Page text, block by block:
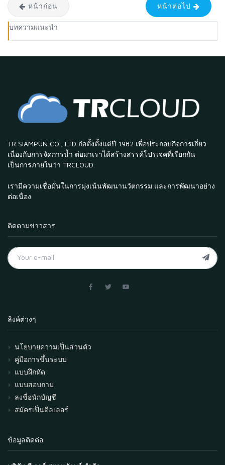
หน้าก่อน หน้าต่อไป
บทความแนะนำ
TR SIAMPUN CO., LTD ก่อตั้งตั้งแต่ปี 1982 เพื่อประกอบกิจการเกี่ยว
เนื่องกับการจัดการน้ำ ต่อมาเราได้สร้างสรรค์โปรเจคที่เรียกกัน
เป็นการภายในว่า TRCLOUD.
เรามีความเชื่อมั่นในการมุ่งเน้นพัฒนานวัตกรรม และการพัฒนาอย่าง
ต่อเนื่อง
ติดตามข่าวสาร
ลิงค์ต่างๆ
นโยบายความเป็นส่วนตัว
คู่มือการขึ้นระบบ
แบบฝึกหัด
แบบสอบถาม
ลงชื่อนักบัญชี
สมัครเป็นดีลเลอร์
ข้อมูลติดต่อ